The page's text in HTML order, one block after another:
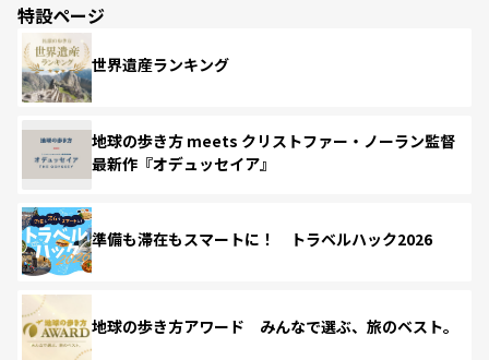
特設ページ
世界遺産ランキング
地球の歩き方 meets クリストファー・ノーラン監督
最新作『オデュッセイア』
準備も滞在もスマートに！ トラベルハック2026
地球の歩き方アワード みんなで選ぶ、旅のベスト。